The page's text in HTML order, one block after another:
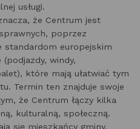
usługi.
że Centrum jest
poprzez
standardom europejskim
windy,
które mają ułatwiać tym
Termin ten znajduje swoje
że Centrum łączy kilka
kulturalną, społeczną.
się mieszkańcy gminy.